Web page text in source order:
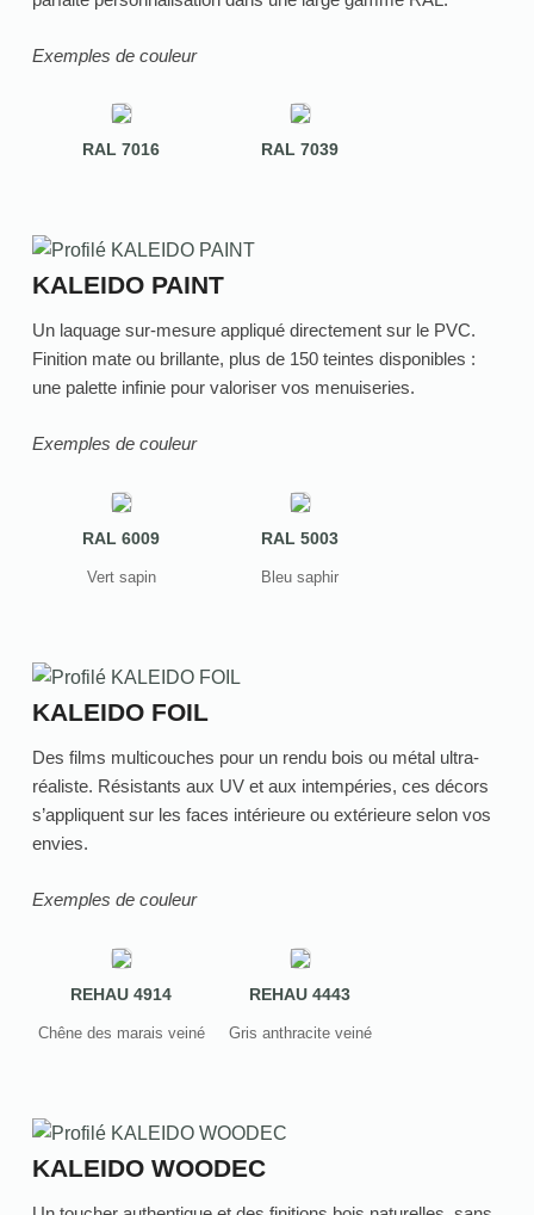
Exemples de couleur
RAL 7016 RAL 7039
KALEIDO PAINT
Un laquage sur-mesure appliqué directement sur le PVC.
Finition mate ou brillante, plus de 150 teintes disponibles :
une palette infinie pour valoriser vos menuiseries.
Exemples de couleur
RAL 6009
Vert sapin
RAL 5003
Bleu saphir
KALEIDO FOIL
Des films multicouches pour un rendu bois ou métal ultra-
réaliste. Résistants aux UV et aux intempéries, ces décors
s’appliquent sur les faces intérieure ou extérieure selon vos
envies.
Exemples de couleur
REHAU 4914
Chêne des marais veiné
REHAU 4443
Gris anthracite veiné
KALEIDO WOODEC